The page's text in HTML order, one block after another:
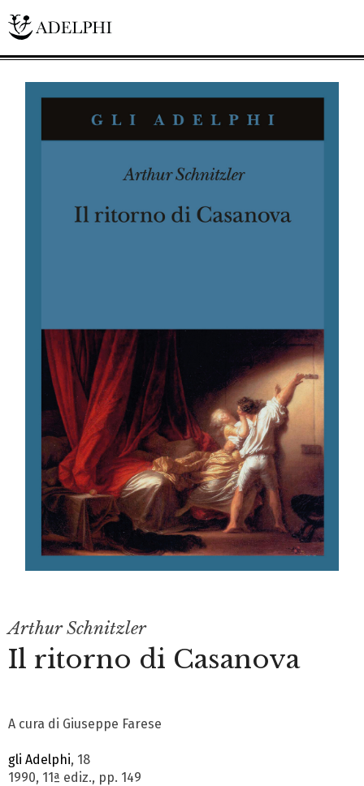
Arthur Schnitzler
Il ritorno di Casanova
A cura di Giuseppe Farese
gli Adelphi, 18
1990, 11ª ediz., pp. 149